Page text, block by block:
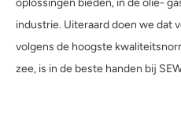
oplossingen bieden, in de olie-
industrie. Uiteraard doen we dat
volgens de hoogste
zee, is in de beste handen bij